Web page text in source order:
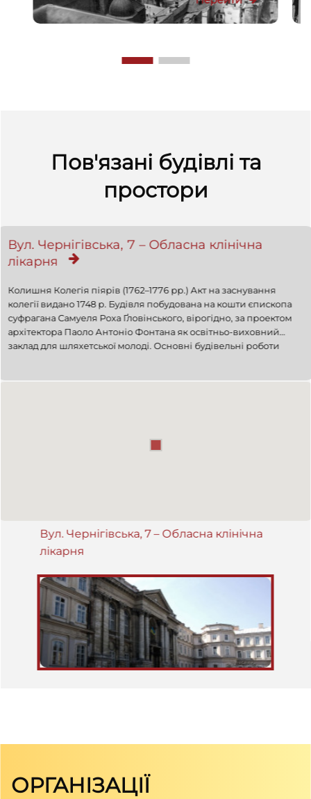
Пов'язані будівлі та
простори
Вул. Чернігівська, 7 – Обласнa клінічнa
лікарня
Колишня Колегія піярів (1762–1776 рр.) Акт на заснування
колегії видано 1748 р. Будівля побудована на кошти єпископа
суфрагана Самуеля Роха Ґловінського, вірогідно, за проектом
архітектора Паоло Антоніо Фонтана як освітньо-виховний
заклад для шляхетської молоді. Основні будівельні роботи
будівлю урядовому шпиталю, який у 1866 р. став загальним
корпус Обласної клінічної лікарні.
Вул. Чернігівська, 7 – Обласнa клінічнa
лікарня
ОРГАНІЗАЦІЇ